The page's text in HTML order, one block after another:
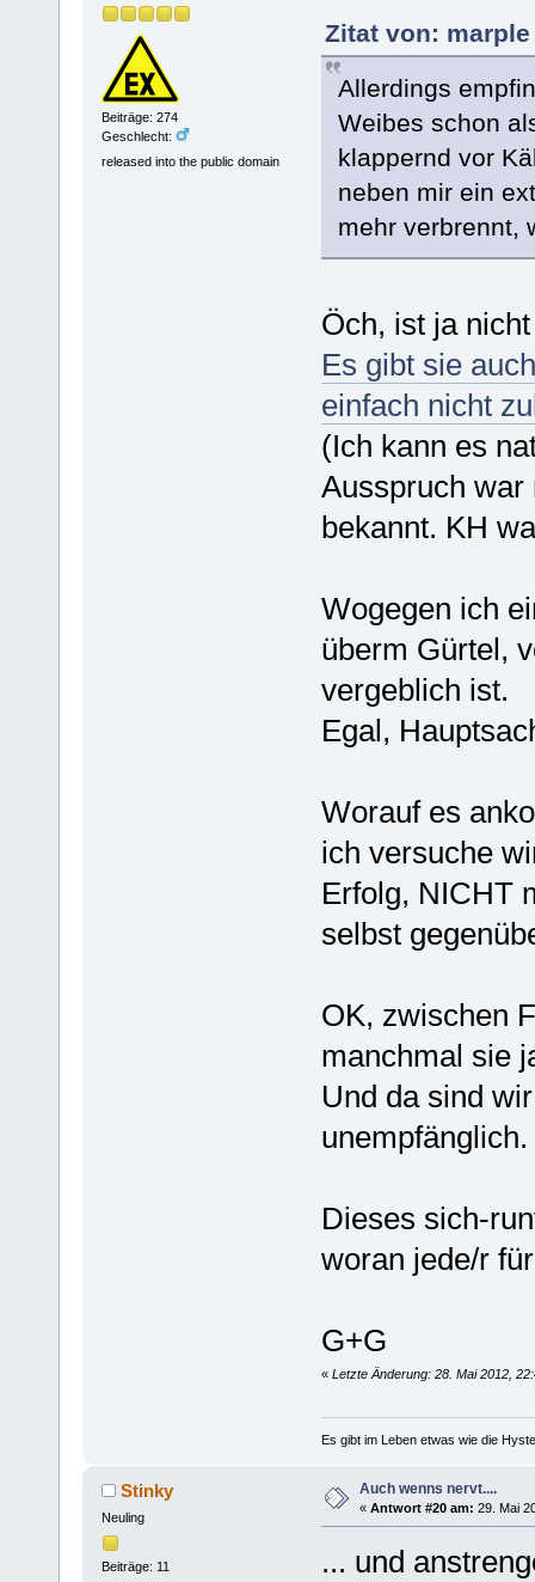
Beiträge: 274
Geschlecht:
released into the public domain
Zitat von: marple
Allerdings
Weibes schon
klappernd vor
neben mir ein
mehr verbrennt,
Öch, ist ja
Es gibt sie
einfach nicht
(Ich kann es
Ausspruch war
bekannt. KH
Wogegen ich
überm Gürtel,
vergeblich ist.
Egal,
Worauf es
ich versuche
Erfolg, NICHT
selbst
OK, zwischen
manchmal sie
Und da sind
unempfänglich.
Dieses sich-
woran jede/r
G+G
« Letzte Änderung: 28. Mai 2012,
Es gibt im Leben etwas wie die
Stinky
Neuling
Beiträge: 11
Auch wenns nervt....
« Antwort #20 am: 29. Mai
... und